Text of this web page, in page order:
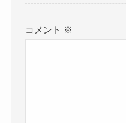
コメント ※